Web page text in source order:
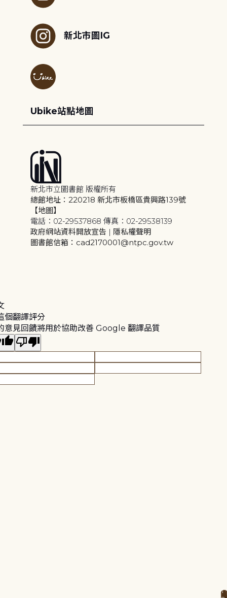
新北市圖IG
Ubike站點地圖
新北市立圖書館 版權所有
總館地址：220218 新北市板橋區貴興路139號
【地圖】
電話：02-29537868 傳真：02-29538139
政府網站資料開放宣告 | 隱私權聲明
圖書館信箱：cad2170001@ntpc.gov.tw
個翻譯評分
意見回饋將用於協助改善 Google 翻譯品質